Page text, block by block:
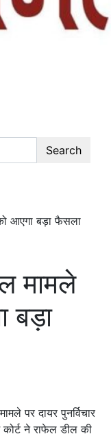
Search
आएगा बड़ा फैसला
मामले
बड़ा
पर दायर पुनर्विचार
ने राफेल डील की